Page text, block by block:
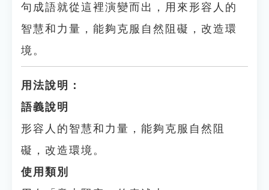
句成語就從這裡演變而出，用來形容人的
智慧和力量，能夠克服自然阻礙，改造環
境。
用法說明：
語義說明
形容人的智慧和力量，能夠克服自然阻
礙，改造環境。
使用類別